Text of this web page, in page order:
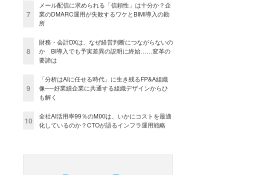
7
メール配信に求められる「信頼性」は十分か？企
業のDMARC運用が失敗するワケとBIMI導入の勘
所
8
財務・会計DXは、なぜ経営判断につながらないの
か BI導入でも予実差異の説明に終始……変革の
要諦は
9
「分析はAIに任せる時代」に生き残るFP&A組織
像──好業績企業に共通する組織デザインからひ
も解く
10
全社AI活用率99％のMIXIは、いかにコストを最適
化しているのか？CTOが語るインフラ運用戦略